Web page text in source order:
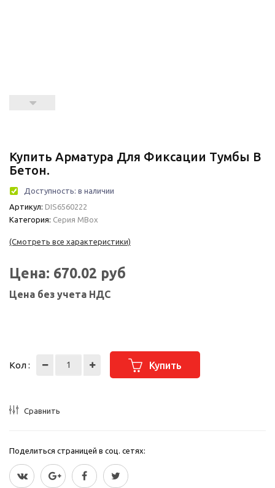
Купить Арматура Для Фиксации Тумбы В
Бетон.
Доступность: в наличии
Артикул: DIS6560222
Категория: Серия MBox
(Смотреть все характеристики)
Цена: 670.02 руб
Цена без учета НДС
Кол : Купить
Сравнить
Поделиться страницей в соц. сетях: